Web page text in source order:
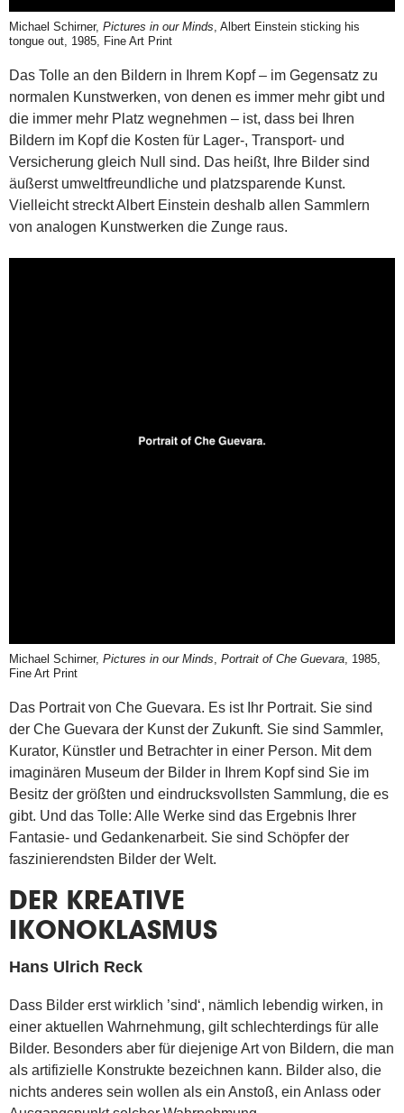
Michael Schirner, Pictures in our Minds, Albert Einstein sticking his
tongue out, 1985, Fine Art Print
Das Tolle an den Bildern in Ihrem Kopf – im Gegensatz zu
normalen Kunstwerken, von denen es immer mehr gibt und
die immer mehr Platz wegnehmen – ist, dass bei Ihren
Bildern im Kopf die Kosten für Lager-, Transport- und
Versicherung gleich Null sind. Das heißt, Ihre Bilder sind
äußerst umweltfreundliche und platzsparende Kunst.
Vielleicht streckt Albert Einstein deshalb allen Sammlern
von analogen Kunstwerken die Zunge raus.
Michael Schirner, Pictures in our Minds, Portrait of Che Guevara, 1985,
Fine Art Print
Das Portrait von Che Guevara. Es ist Ihr Portrait. Sie sind
der Che Guevara der Kunst der Zukunft. Sie sind Sammler,
Kurator, Künstler und Betrachter in einer Person. Mit dem
imaginären Museum der Bilder in Ihrem Kopf sind Sie im
Besitz der größten und eindrucksvollsten Sammlung, die es
gibt. Und das Tolle: Alle Werke sind das Ergebnis Ihrer
Fantasie- und Gedankenarbeit. Sie sind Schöpfer der
faszinierendsten Bilder der Welt.
DER KREATIVE
IKONOKLASMUS
Hans Ulrich Reck
Dass Bilder erst wirklich ’sind‘, nämlich lebendig wirken, in
einer aktuellen Wahrnehmung, gilt schlechterdings für alle
Bilder. Besonders aber für diejenige Art von Bildern, die man
als artifizielle Konstrukte bezeichnen kann. Bilder also, die
nichts anderes sein wollen als ein Anstoß, ein Anlass oder